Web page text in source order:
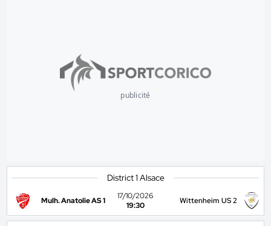
publicité
District 1 Alsace
Mulh. Anatolie AS 1
17/10/2026
19:30
Wittenheim US 2